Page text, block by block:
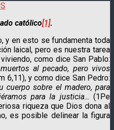
católico[1].
y en esto se fundamenta toda
laical, pero es nuestra tarea
como dice San Pablo:
al pecado, pero vivos
6,11), y como dice San Pe­dro:
cuerpo sobre el madero, para
para la justicia… (1Pe
riqueza que Dios dona al
es posible delinear la figura